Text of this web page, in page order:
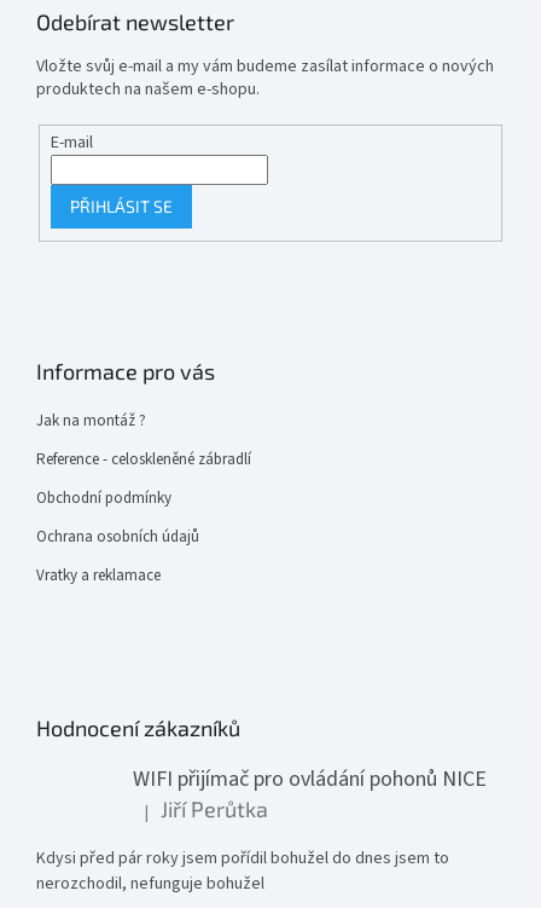
Odebírat newsletter
Vložte svůj e-mail a my vám budeme zasílat informace o nových
produktech na našem e-shopu.
E-mail
PŘIHLÁSIT SE
Informace pro vás
Jak na montáž ?
Reference - celoskleněné zábradlí
Obchodní podmínky
Ochrana osobních údajů
Vratky a reklamace
Hodnocení zákazníků
WIFI přijímač pro ovládání pohonů NICE
Hodnocení produktu je 1 z 5 hvězdiček.
| Jiří Perůtka
Kdysi před pár roky jsem pořídil bohužel do dnes jsem to
nerozchodil, nefunguje bohužel